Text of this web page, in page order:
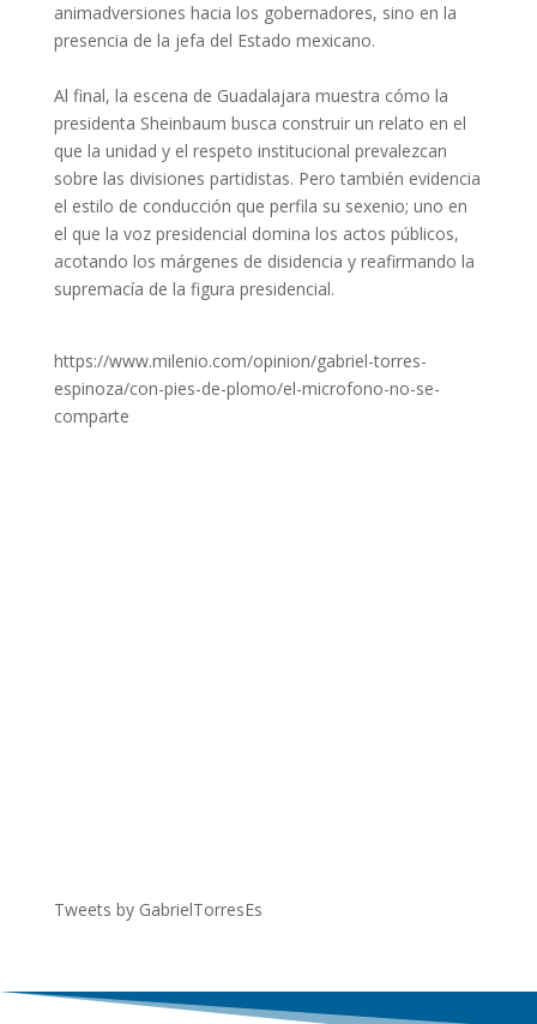
animadversiones hacia los gobernadores, sino en la
presencia de la jefa del Estado mexicano.
Al final, la escena de Guadalajara muestra cómo la
presidenta Sheinbaum busca construir un relato en el
que la unidad y el respeto institucional prevalezcan
sobre las divisiones partidistas. Pero también evidencia
el estilo de conducción que perfila su sexenio; uno en
el que la voz presidencial domina los actos públicos,
acotando los márgenes de disidencia y reafirmando la
supremacía de la figura presidencial.
https://www.milenio.com/opinion/gabriel-torres-
espinoza/con-pies-de-plomo/el-microfono-no-se-
comparte
Tweets by GabrielTorresEs